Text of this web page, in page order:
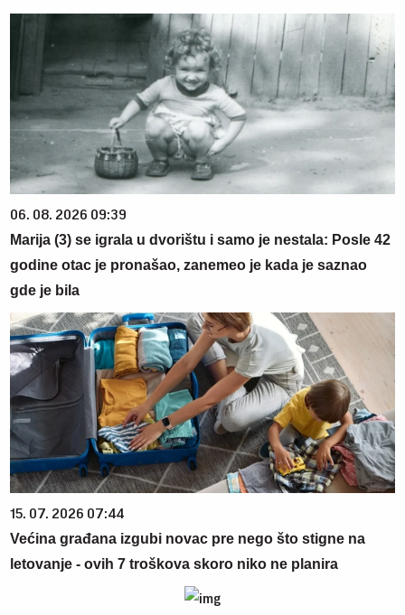
06. 08. 2026 09:39
Marija (3) se igrala u dvorištu i samo je nestala: Posle 42
godine otac je pronašao, zanemeo je kada je saznao
gde je bila
15. 07. 2026 07:44
Većina građana izgubi novac pre nego što stigne na
letovanje - ovih 7 troškova skoro niko ne planira